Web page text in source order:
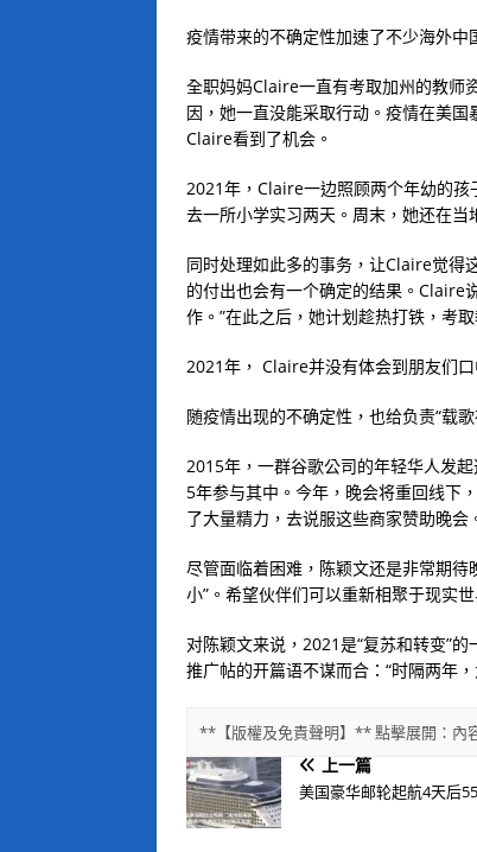
疫情带来的不确定性加速了不少海外中
全职妈妈Claire一直有考取加州的教师
因，她一直没能采取行动。疫情在美
Claire看到了机会。
2021年，Claire一边照顾两个年幼的
去一所小学实习两天。周末，她还在当
同时处理如此多的事务，让Claire觉得
的付出也会有一个确定的结果。Claire
作。”在此之后，她计划趁热打铁，考
2021年， Claire并没有体会到朋友们口
随疫情出现的不确定性，也给负责“载
2015年，一群谷歌公司的年轻华人发
5年参与其中。今年，晚会将重回线下
了大量精力，去说服这些商家赞助晚会
尽管面临着困难，陈颖文还是非常期
小”。希望伙伴们可以重新相聚于现实
对陈颖文来说，2021是“复苏和转变”
推广帖的开篇语不谋而合：“时隔两年
**【版權及免責聲明】** 點擊展開：內
上一篇
美国豪华邮轮起航4天后